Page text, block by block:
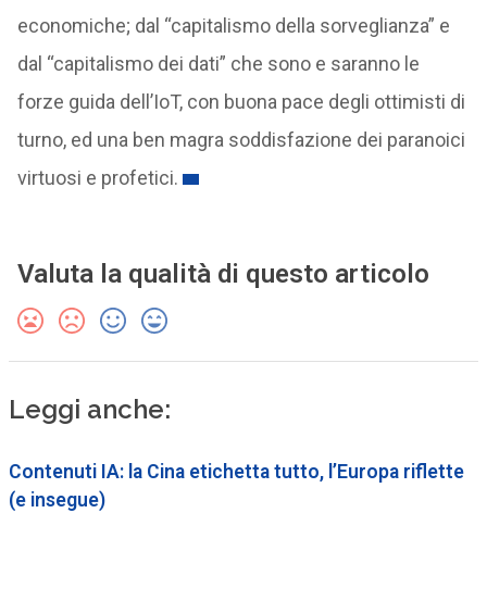
economiche; dal “capitalismo della sorveglianza” e
dal “capitalismo dei dati” che sono e saranno le
forze guida dell’IoT, con buona pace degli ottimisti di
turno, ed una ben magra soddisfazione dei paranoici
virtuosi e profetici.
Valuta la qualità di questo articolo
Leggi anche:
Contenuti IA: la Cina etichetta tutto, l’Europa riflette
(e insegue)